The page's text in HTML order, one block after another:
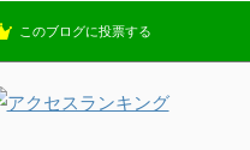
このブログに投票する